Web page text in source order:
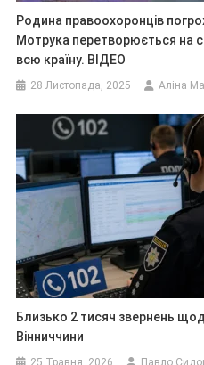
Родина правоохоронців
Мотрука перетворюється на
всю країну. ВІДЕО
28 Листопада, 2025 Аліна
Близько 2 тисяч звернень
Вінниччини